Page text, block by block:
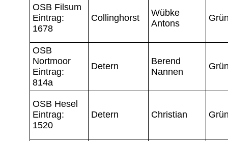
OSB Filsum
Eintrag:
1678
Collinghorst
Wübke
Antons
OSB
Nortmoor
Eintrag:
814a
Detern
Berend
Nannen
OSB Hesel
Eintrag:
1520
Detern Christian